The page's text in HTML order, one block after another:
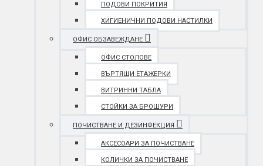
ПОДОВИ ПОКРИТИЯ
ХИГИЕНИЧНИ ПОДОВИ НАСТИЛКИ
ОФИС ОБЗАВЕЖДАНЕ
ОФИС СТОЛОВЕ
ВЪРТЯЩИ ЕТАЖЕРКИ
ВИТРИННИ ТАБЛА
СТОЙКИ ЗА БРОШУРИ
ПОЧИСТВАНЕ И ДЕЗИНФЕКЦИЯ
АКСЕСОАРИ ЗА ПОЧИСТВАНЕ
КОЛИЧКИ ЗА ПОЧИСТВАНЕ